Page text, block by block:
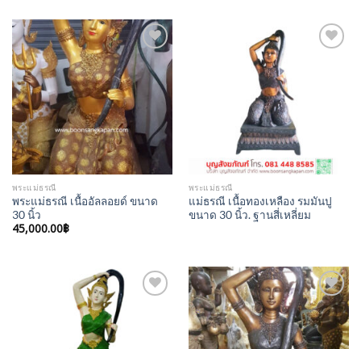
Add to
Wishlist
พระแม่ธรณี
พระแม่ธรณี เนื้ออัลลอยด์ ขนาด
30 นิ้ว
45,000.00฿
พระแม่ธรณี
แม่ธรณี เนื้อทองเหลือง รมมันปู
ขนาด 30 นิ้ว. ฐานสี่เหลี่ยม
Add to
Wishlist